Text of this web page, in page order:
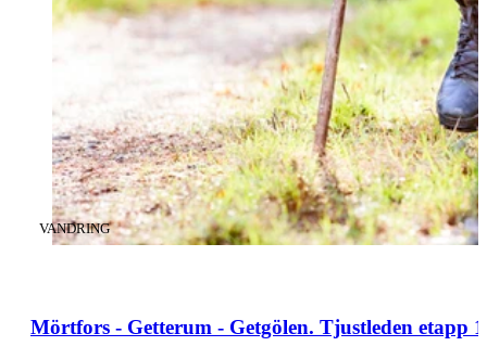
Mörtfors - Getterum - Getgölen. Tjustleden etapp 1
KATEGORI:
VANDRING